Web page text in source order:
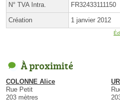
N° TVA Intra. FR32433111150
Création 1 janvier 2012
À proximité
COLONNE Alice
Rue Petit
203 mètres